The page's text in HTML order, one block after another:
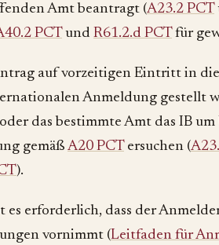
Amt beantragt (A23.2 PCT
PCTund R61.2.d PCTfür
auf vorzeitigen Eintritt in
Anmeldung gestellt
das bestimmte Amt das IB
gemäß A20 PCTersuchen (
).
es erforderlich, dass der
vornimmt (Leitfaden für